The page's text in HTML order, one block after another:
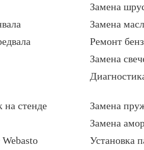
Замена
Замена
Ремонт
Замена
на стенде
Замена
Замена
Установка